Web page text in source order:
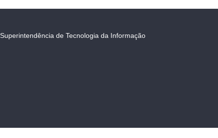
Superintendência de Tecnologia da Informação